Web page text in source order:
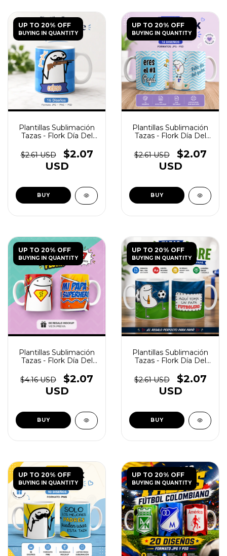
UP TO 20% OFF
BUYING IN QUANTITY
Plantillas Sublimación
Tazas - Flork Día Del
(copia)
$2.61 USD
$2.07
USD
UP TO 20% OFF
BUYING IN QUANTITY
Plantillas Sublimación
Tazas - Flork Día Del
$2.61 USD
$2.07
USD
UP TO 20% OFF
BUYING IN QUANTITY
Plantillas Sublimación
Tazas - Flork Día Del
$4.16 USD
$2.07
USD
UP TO 20% OFF
BUYING IN QUANTITY
Plantillas Sublimación
Tazas - Flork Día Del
$2.61 USD
$2.07
USD
UP TO 20% OFF
BUYING IN QUANTITY
UP TO 20% OFF
BUYING IN QUANTITY